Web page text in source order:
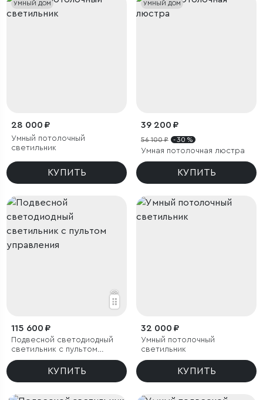
УМНЫЙ ДОМ
28 000 ₽
Умный потолочный
светильник
КУПИТЬ
УМНЫЙ ДОМ
39 200 ₽
56 100 ₽ - 30 %
Умная потолочная люстра
КУПИТЬ
115 600 ₽
Подвесной светодиодный
светильник с пультом
управления
КУПИТЬ
32 000 ₽
Умный потолочный
светильник
КУПИТЬ